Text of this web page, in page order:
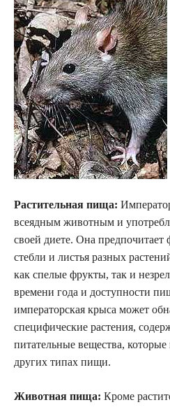
Растительная пища:
всеядным животным и
своей диете. Она предпочитает
стебли и листья разных
как спелые фрукты, так и
времени года и доступности
императорская крыса может
специфические растения,
питательные вещества,
других типах пищи.
Животная пища: Кроме